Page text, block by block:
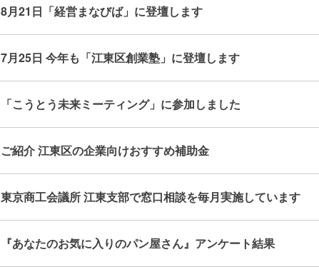
8月21日「経営まなびば」に登壇します
7月25日 今年も「江東区創業塾」に登壇します
「こうとう未来ミーティング」に参加しました
ご紹介 江東区の企業向けおすすめ補助金
東京商工会議所 江東支部で窓口相談を毎月実施しています
『あなたのお気に入りのパン屋さん』アンケート結果